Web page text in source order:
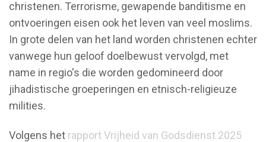
christenen. Terrorisme, gewapende banditisme en
ontvoeringen eisen ook het leven van veel moslims.
In grote delen van het land worden christenen echter
vanwege hun geloof doelbewust vervolgd, met
name in regio's die worden gedomineerd door
jihadistische groeperingen en etnisch-religieuze
milities.
Volgens het rapport Vrijheid van Godsdienst 2025